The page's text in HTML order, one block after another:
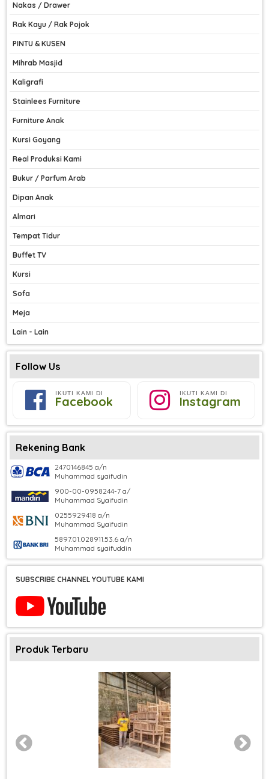
Nakas / Drawer
Rak Kayu / Rak Pojok
PINTU & KUSEN
Mihrab Masjid
Kaligrafi
Stainlees Furniture
Furniture Anak
Kursi Goyang
Real Produksi Kami
Bukur / Parfum Arab
Dipan Anak
Almari
Tempat Tidur
Buffet TV
Kursi
Sofa
Meja
Lain - Lain
Follow Us
IKUTI KAMI DI
Facebook
IKUTI KAMI DI
Instagram
Rekening Bank
2470146845 a/n
Muhammad syaifudin
900-00-0958244-7 a/
Muhammad Syaifudin
0255929418 a/n
Muhammad Syaifudin
5897.01.028911.53.6 a/n
Muhammad syaifuddin
SUBSCRIBE CHANNEL YOUTUBE KAMI
Produk Terbaru